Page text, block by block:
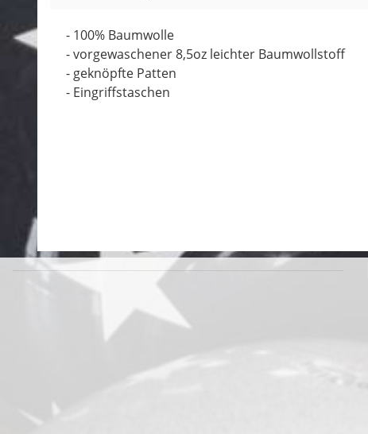
- 100% Baumwolle
- vorgewaschener 8,5oz leichter Baumwollstoff
- geknöpfte Patten
- Eingriffstaschen